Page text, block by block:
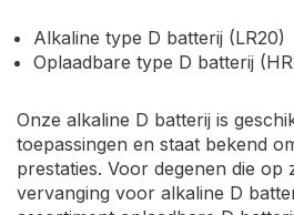
Alkaline type D batterij (LR20)
Oplaadbare type D batterij
Onze alkaline D batterij is
toepassingen en staat bekend
prestaties. Voor degenen die op
vervanging voor alkaline D